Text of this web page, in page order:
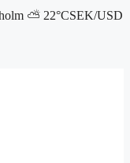
⛅ 22°CSEK/USD